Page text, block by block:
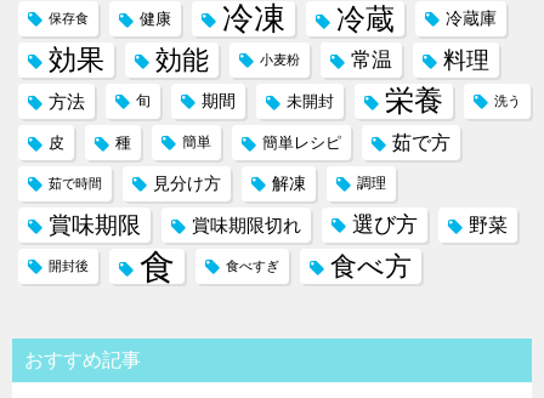
保存食 健康 冷凍 冷蔵 冷蔵庫
効果 効能 小麦粉 常温 料理
方法 旬 期間 未開封 栄養 洗う
皮 種 簡単 簡単レシピ 茹で方
茹で時間 見分け方 解凍 調理
賞味期限 賞味期限切れ 選び方 野菜
開封後 食 食べすぎ 食べ方
おすすめ記事